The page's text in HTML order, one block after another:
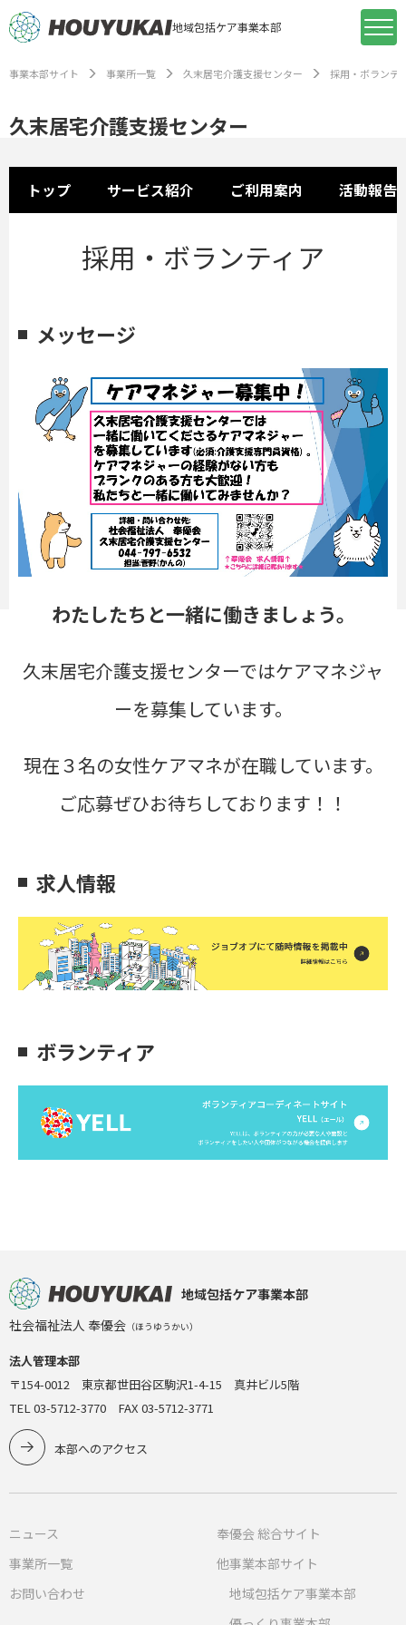
地域包括ケア事業本部
事業本部サイト 事業所一覧 久末居宅介護支援センター 採用・ボランテ
久末居宅介護支援センター
トップ サービス紹介 ご利用案内 活動報告
採用・ボランティア
メッセージ
わたしたちと一緒に働きましょう。
久末居宅介護支援センターではケアマネジャ
ーを募集しています。
現在３名の女性ケアマネが在職しています。
ご応募ぜひお待ちしております！！
求人情報
ボランティア
地域包括ケア事業本部
社会福祉法人 奉優会 （ほうゆうかい）
法人管理本部
〒154-0012 東京都世田谷区駒沢1-4-15 真井ビル5階
TEL 03-5712-3770 FAX 03-5712-3771
本部へのアクセス
ニュース
事業所一覧
お問い合わせ
奉優会 総合サイト
他事業本部サイト
地域包括ケア事業本部